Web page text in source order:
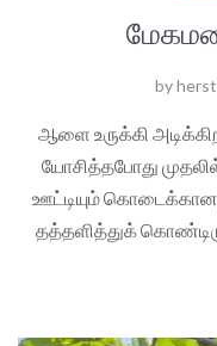
by
ஆளை உருக்கி
யோசித்தபோது
ஊட்டியும்
தத்தளித்துக்